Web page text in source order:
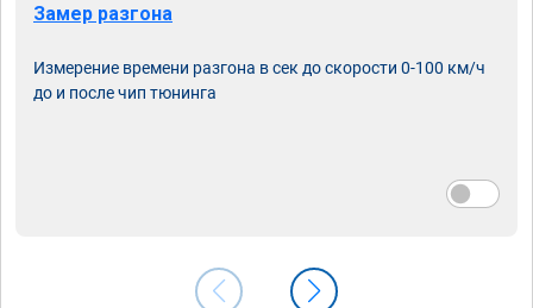
Замер разгона
Измерение времени разгона в сек до скорости 0-100 км/ч
до и после чип тюнинга